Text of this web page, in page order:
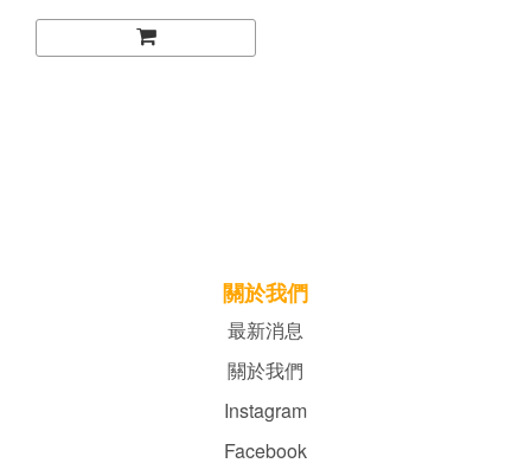
關於我們
最新消息
關於我們
Instagram
Facebook